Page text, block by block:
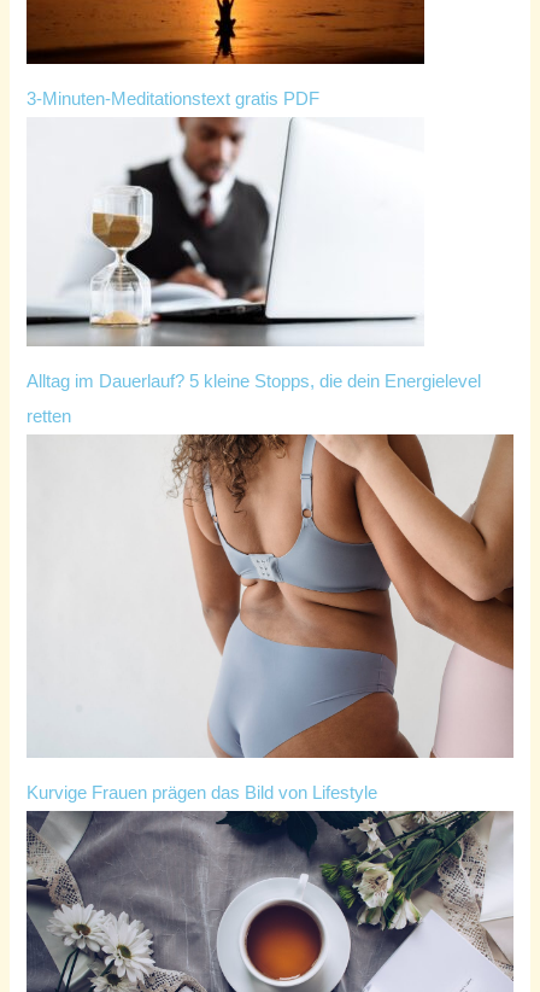
3-Minuten-Meditationstext gratis PDF
Alltag im Dauerlauf? 5 kleine Stopps, die dein Energielevel
retten
Kurvige Frauen prägen das Bild von Lifestyle